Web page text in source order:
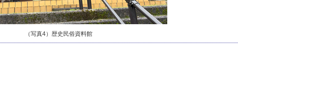
（写真4）歴史民俗資料館